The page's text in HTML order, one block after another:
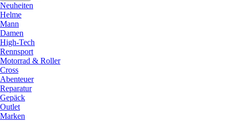
Neuheiten
Helme
Mann
Damen
High-Tech
Rennsport
Motorrad & Roller
Cross
Abenteuer
Reparatur
Gepäck
Outlet
Marken